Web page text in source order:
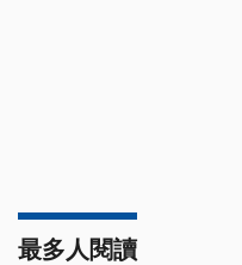
最多人閱讀